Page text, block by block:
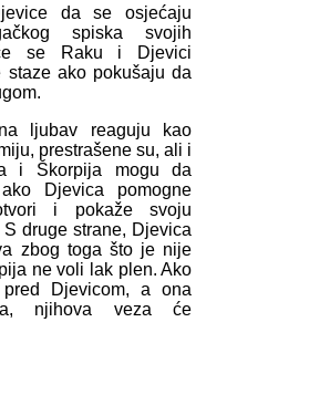
da se osjećaju
spiska svojih
se Raku i Djevici
staze ako pokušaju da
ljubav reaguju kao
prestrašene su, ali i
i Škorpija mogu da
Djevica pomogne
i pokaže svoju
druge strane, Djevica
zbog toga što je nije
ne voli lak plen. Ako
Djevicom, a ona
njihova veza će